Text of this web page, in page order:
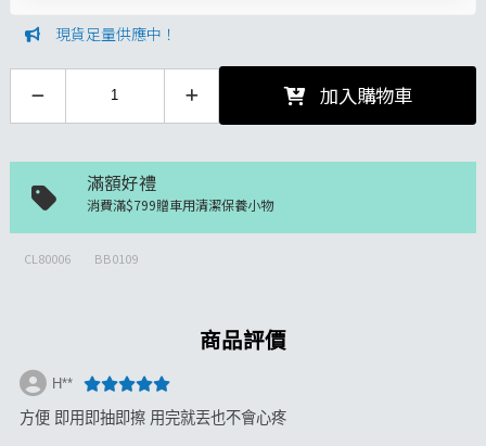
現貨足量供應中！
加入購物車
滿額好禮
消費滿$799贈車用清潔保養小物
CL80006 BB0109
商品評價
H**
方便 即用即抽即擦 用完就丟也不會心疼